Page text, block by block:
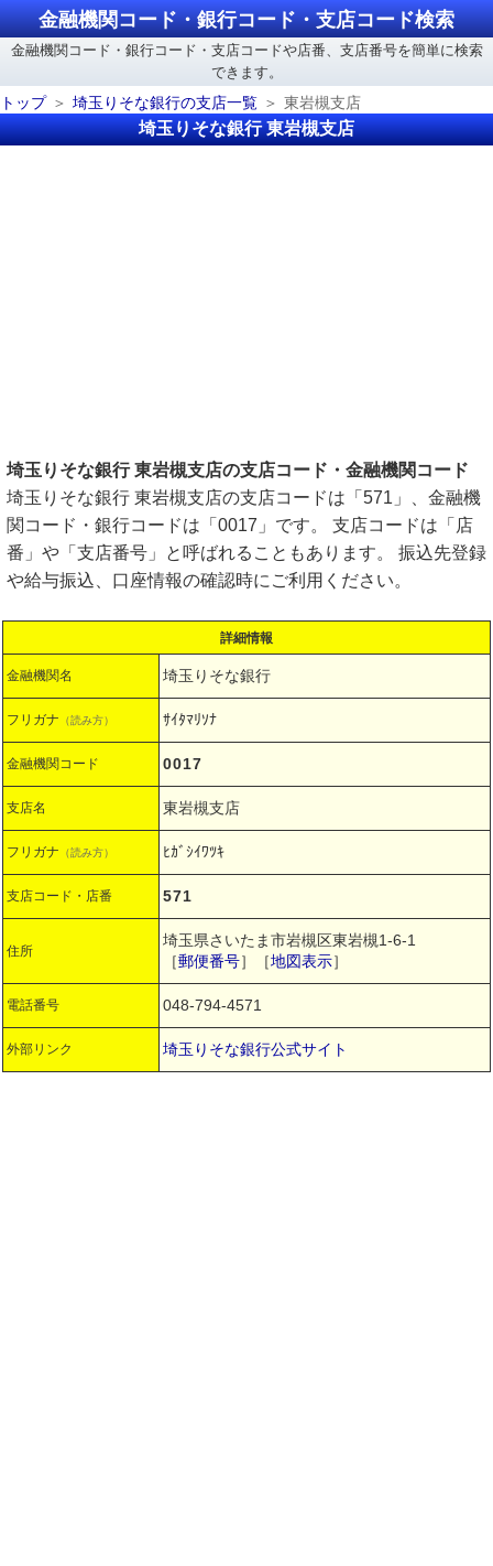
金融機関コード・銀行コード・支店コード検索
金融機関コード・銀行コード・支店コードや店番、支店番号を簡単に検索
できます。
トップ
埼玉りそな銀行の支店一覧 東岩槻支店
埼玉りそな銀行 東岩槻支店
埼玉りそな銀行 東岩槻支店の支店コード・金融機関コード
埼玉りそな銀行 東岩槻支店の支店コードは「571」、金融機
関コード・銀行コードは「0017」です。 支店コードは「店
番」や「支店番号」と呼ばれることもあります。 振込先登録
や給与振込、口座情報の確認時にご利用ください。
詳細情報
金融機関名 埼玉りそな銀行
フリガナ （読み方） ｻｲﾀﾏﾘｿﾅ
金融機関コード 0017
支店名 東岩槻支店
フリガナ （読み方） ﾋｶﾞｼｲﾜﾂｷ
支店コード・店番 571
住所
埼玉県さいたま市岩槻区東岩槻1-6-1
［郵便番号］［地図表示］
電話番号 048-794-4571
外部リンク 埼玉りそな銀行公式サイト